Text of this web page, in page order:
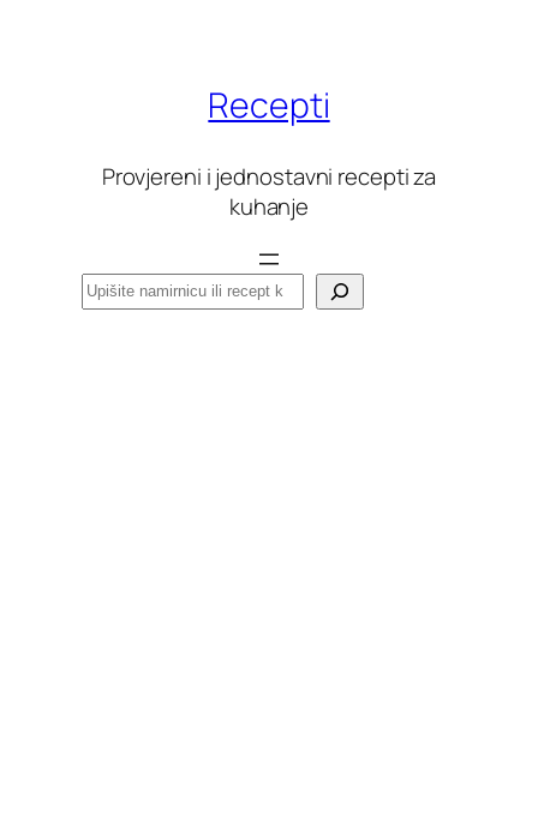
Recepti
Provjereni i jednostavni recepti za
kuhanje
Pretraga